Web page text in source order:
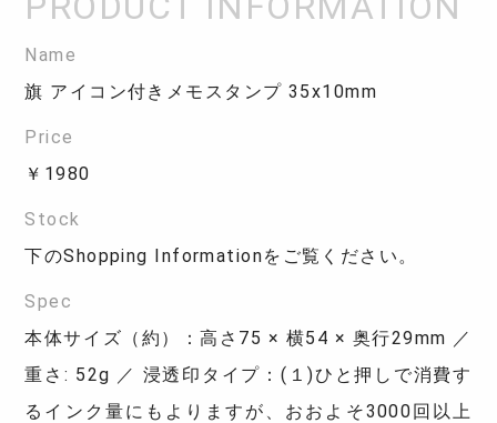
Name
旗 アイコン付きメモスタンプ 35x10mm
Price
￥1980
Stock
下のShopping Informationをご覧ください。
Spec
本体サイズ（約）：高さ75 × 横54 × 奥行29mm ／
重さ: 52g ／ 浸透印タイプ：(１)ひと押しで消費す
るインク量にもよりますが、おおよそ3000回以上